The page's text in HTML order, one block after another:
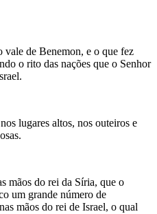
de Benemon, e o que fez
o rito das nações que o Senhor
lugares altos, nos outeiros e
mãos do rei da Síria, que o
um grande número de
mãos do rei de Israel, o qual